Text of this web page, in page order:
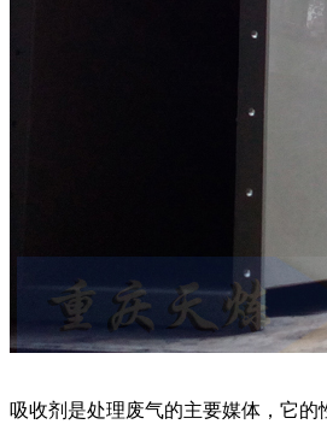
吸收剂是处理废气的主要媒体，它的